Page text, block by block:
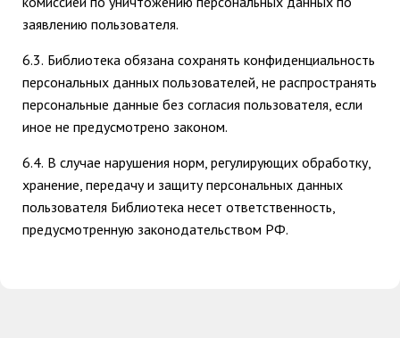
заявлению пользователя.
6.3. Библиотека обязана сохранять конфиденциальность
персональных данных пользователей, не распространять
персональные данные без согласия пользователя, если
иное не предусмотрено законом.
6.4. В случае нарушения норм, регулирующих обработку,
хранение, передачу и защиту персональных данных
пользователя Библиотека несет ответственность,
предусмотренную законодательством РФ.